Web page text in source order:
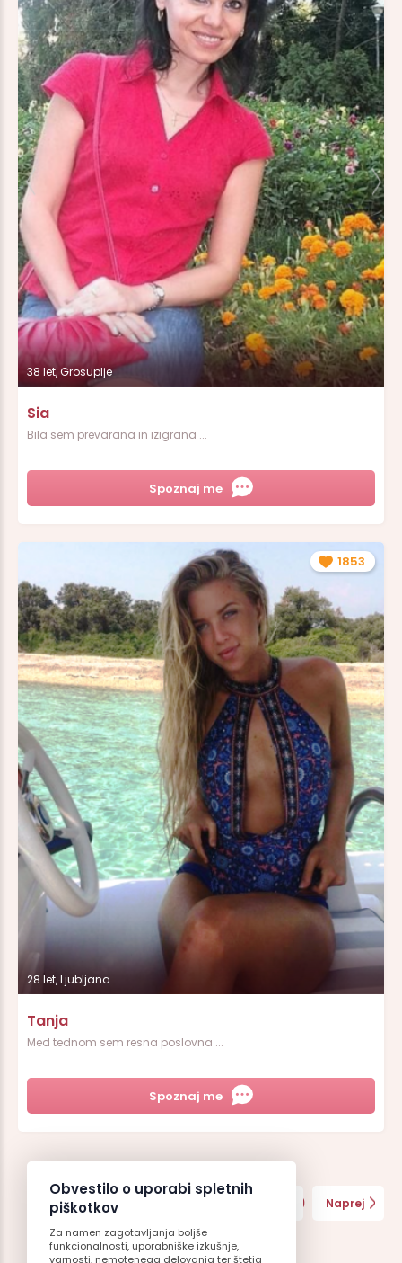
38 let, Grosuplje
Sia
Bila sem prevarana in izigrana ...
Spoznaj me
1853
28 let, Ljubljana
Tanja
Med tednom sem resna poslovna ...
Spoznaj me
3 4 5 9
10
12
Naprej
Obvestilo o uporabi spletnih
piškotkov
Za namen zagotavljanja boljše
funkcionalnosti, uporabniške izkušnje,
varnosti, nemotenega delovanja ter štetja